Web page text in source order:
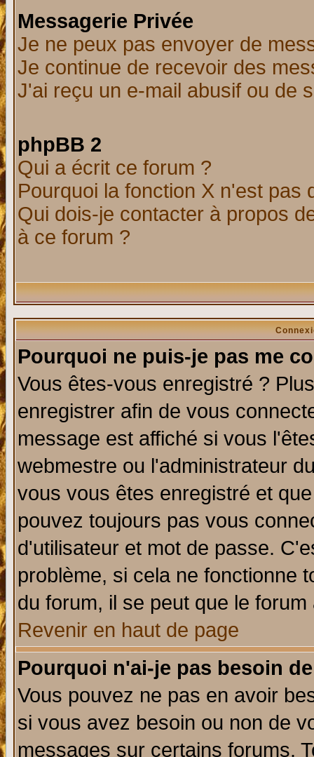
Messagerie Privée
Je ne peux pas envoyer de
Je continue de recevoir des
J'ai reçu un e-mail abusif ou de
phpBB 2
Qui a écrit ce forum ?
Pourquoi la fonction X n'est pas
Qui dois-je contacter à propos
à ce forum ?
Pourquoi ne puis-je pas me
Vous êtes-vous enregistré ?
enregistrer afin de vous
message est affiché si vous
webmestre ou l'administrateur
vous vous êtes enregistré et
pouvez toujours pas vous
d'utilisateur et mot de passe.
problème, si cela ne fonctionne
du forum, il se peut que le
Revenir en haut de page
Pourquoi n'ai-je pas besoin
Vous pouvez ne pas en avoir
si vous avez besoin ou non de
messages sur certains forums.